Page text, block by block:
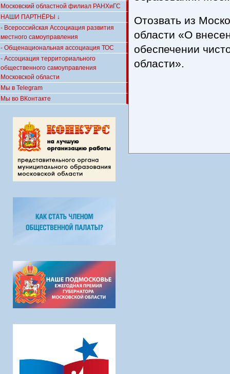
Отозвать из
области «О
обеспечении
области».
Московский областной филиал РАНХиГС
НАШИ ПАРТНЁРЫ ↓
- Всероссийская Ассоциация развития
местного самоуправления
- Общенациональная ассоциация ТОС
- Ассоциация территориального
общественного самоуправления
Московской области
Мы в Telegram
Мы во ВКонтакте